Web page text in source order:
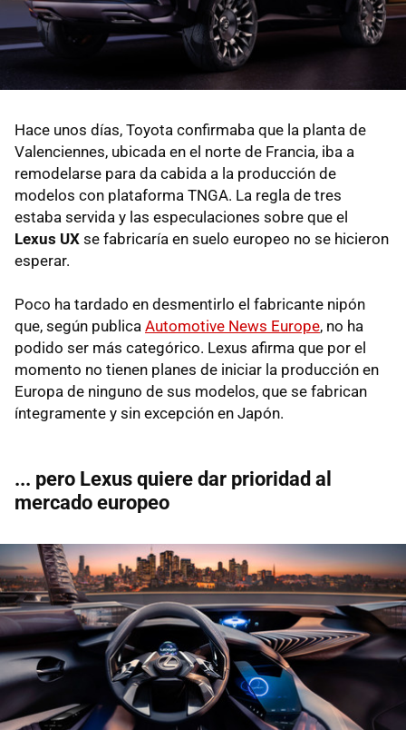
Hace unos días, Toyota confirmaba que la planta de
Valenciennes, ubicada en el norte de Francia, iba a
remodelarse para da cabida a la producción de
modelos con plataforma TNGA. La regla de tres
estaba servida y las especulaciones sobre que el
Lexus UX se fabricaría en suelo europeo no se hicieron
esperar.
Poco ha tardado en desmentirlo el fabricante nipón
que, según publica Automotive News Europe, no ha
podido ser más categórico. Lexus afirma que por el
momento no tienen planes de iniciar la producción en
Europa de ninguno de sus modelos, que se fabrican
íntegramente y sin excepción en Japón.
... pero Lexus quiere dar prioridad al
mercado europeo